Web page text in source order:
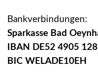
Bankverbindungen:
Sparkasse Bad
IBAN DE52 4905
BIC WELADE10EH